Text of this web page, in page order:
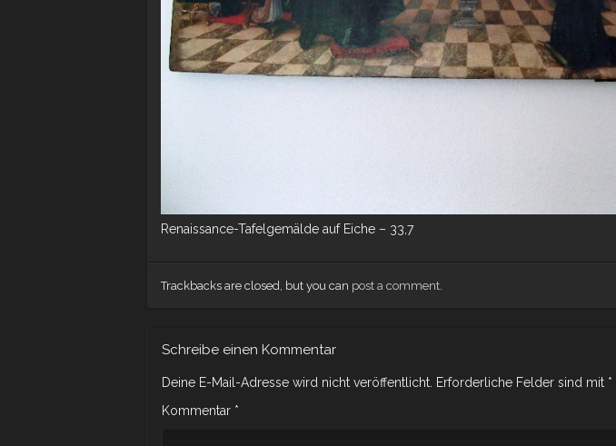
Renaissance-Tafelgemälde auf Eiche – 33,7
Trackbacks are closed, but you can post a comment
Schreibe einen Kommentar
Deine E-Mail-Adresse wird nicht veröffentlicht. Erforderliche Felder sind mit *
Kommentar *